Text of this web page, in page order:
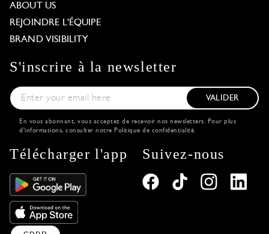
ABOUT US
REJOINDRE L'ÉQUIPE
BRAND VISIBILITY
S'inscrire à la newsletter
VALIDER
En vous abonnant, vous acceptez de recevoir nos newsletters. Pour plus
d'informations, consulter notre Politique de confidentialité.
Télécharger l'app Suivez-nous